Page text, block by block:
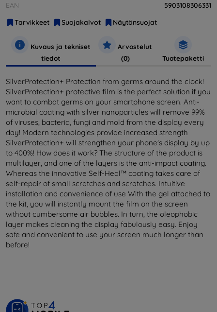
EAN
5903108306331
Tarvikkeet
Suojakalvot Näytönsuojat
Kuvaus ja tekniset
tiedot
Arvostelut
(0)
Tuotepaketti
SilverProtection+ Protection from germs around the clock!
SilverProtection+ protective film is the perfect solution if you
want to combat germs on your smartphone screen. Anti-
microbial coating with silver nanoparticles will remove 99%
of viruses, bacteria, fungi and mold from the display every
day! Modern technologies provide increased strength
SilverProtection+ will strengthen your phone's display by up
to 400%! How does it work? The structure of the product is
multilayer, and one of the layers is the anti-impact coating.
Whereas the innovative Self-Heal™ coating takes care of
self-repair of small scratches and scratches. Intuitive
installation and convenience of use With the gel attached to
the kit, you will instantly mount the film on the screen
without cumbersome air bubbles. In turn, the oleophobic
layer makes cleaning the display fabulously easy. Enjoy
safe and convenient to use your screen much longer than
before!